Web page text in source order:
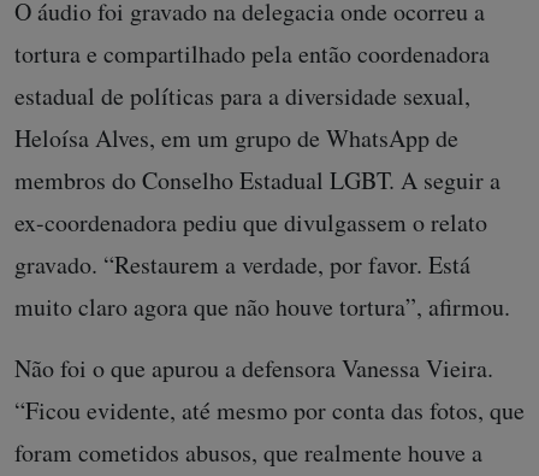
O áudio foi gravado na delegacia onde ocorreu a
tortura e compartilhado pela então coordenadora
estadual de políticas para a diversidade sexual,
Heloísa Alves, em um grupo de WhatsApp de
membros do Conselho Estadual LGBT. A seguir a
ex-coordenadora pediu que divulgassem o relato
gravado. “Restaurem a verdade, por favor. Está
muito claro agora que não houve tortura”, afirmou.
Não foi o que apurou a defensora Vanessa Vieira.
“Ficou evidente, até mesmo por conta das fotos, que
foram cometidos abusos, que realmente houve a